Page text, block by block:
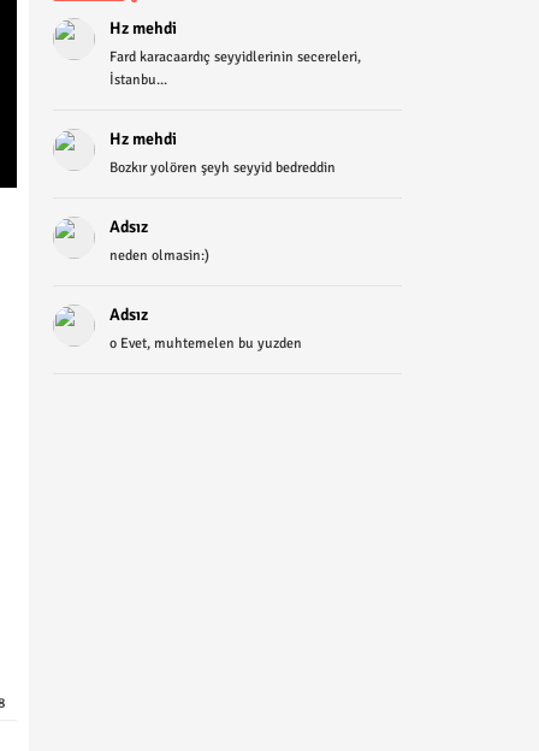
Hz mehdi
Fard karacaardıç seyyidlerinin secereleri,
İstanbu...
Hz mehdi
Bozkır yolören şeyh seyyid bedreddin
Adsız
neden olmasin:)
Adsız
o Evet, muhtemelen bu yuzden